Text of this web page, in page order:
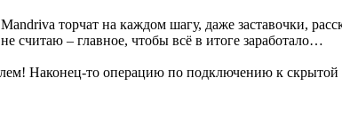
торчат на каждом шагу, даже заставочки,
считаю – главное, чтобы всё в итоге заработало…
Наконец-то операцию по подключению к